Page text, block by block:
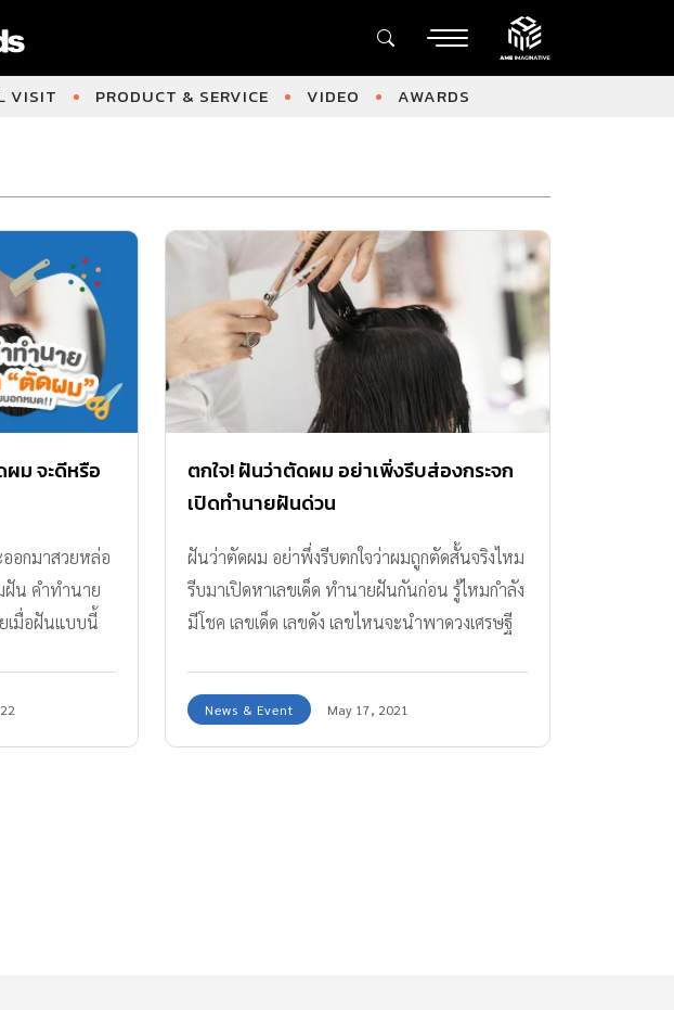
VISIT PRODUCT & SERVICE VIDEO AWARDS
ม จะดีหรือ
อกมาสวยหล่อ
ฝัน คำทำนาย
เมื่อฝันแบบนี้
ตกใจ! ฝันว่าตัดผม อย่าเพิ่งรีบส่องกระจก
เปิดทำนายฝันด่วน
ฝันว่าตัดผม อย่าพึ่งรีบตกใจว่าผมถูกตัดสั้นจริงไหม
รีบมาเปิดหาเลขเด็ด ทำนายฝันกันก่อน รู้ไหมกำลัง
มีโชค เลขเด็ด เลขดัง เลขไหนจะนำพาดวงเศรษฐี
News & Event May 17, 2021